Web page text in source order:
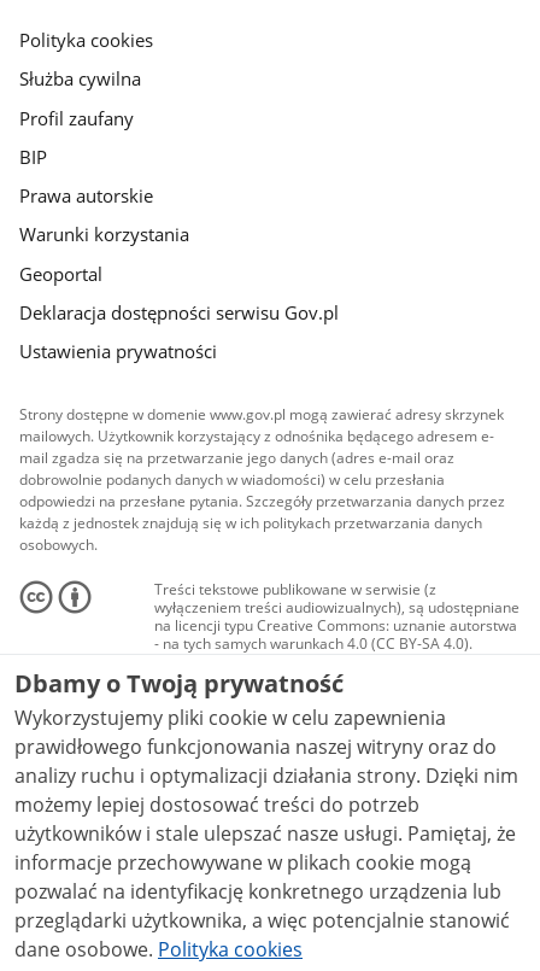
gov.pl
Polityka cookies
Służba cywilna
Profil zaufany
BIP
Prawa autorskie
Warunki korzystania
Geoportal
Deklaracja dostępności serwisu Gov.pl
Ustawienia prywatności
Strony dostępne w domenie www.gov.pl mogą zawierać adresy skrzynek
mailowych. Użytkownik korzystający z odnośnika będącego adresem e-
mail zgadza się na przetwarzanie jego danych (adres e-mail oraz
dobrowolnie podanych danych w wiadomości) w celu przesłania
odpowiedzi na przesłane pytania. Szczegóły przetwarzania danych przez
każdą z jednostek znajdują się w ich politykach przetwarzania danych
osobowych.
Treści tekstowe publikowane w serwisie (z
wyłączeniem treści audiowizualnych), są udostępniane
na licencji typu Creative Commons: uznanie autorstwa
- na tych samych warunkach 4.0 (CC BY-SA 4.0).
Materiały audiowizualne, w tym zdjęcia, materiały
audio i wideo, są udostępniane na licencji typu
Creative Commons: uznanie autorstwa użycie
niekomercyjne - bez utworów zależnych 4.0 (CC BY-
NC-ND 4.0), o ile nie jest to stwierdzone inaczej.
Dbamy o Twoją prywatność
Wykorzystujemy pliki cookie w celu zapewnienia
prawidłowego funkcjonowania naszej witryny oraz do
analizy ruchu i optymalizacji działania strony. Dzięki nim
możemy lepiej dostosować treści do potrzeb
użytkowników i stale ulepszać nasze usługi. Pamiętaj, że
informacje przechowywane w plikach cookie mogą
pozwalać na identyfikację konkretnego urządzenia lub
przeglądarki użytkownika, a więc potencjalnie stanowić
dane osobowe. Polityka cookies